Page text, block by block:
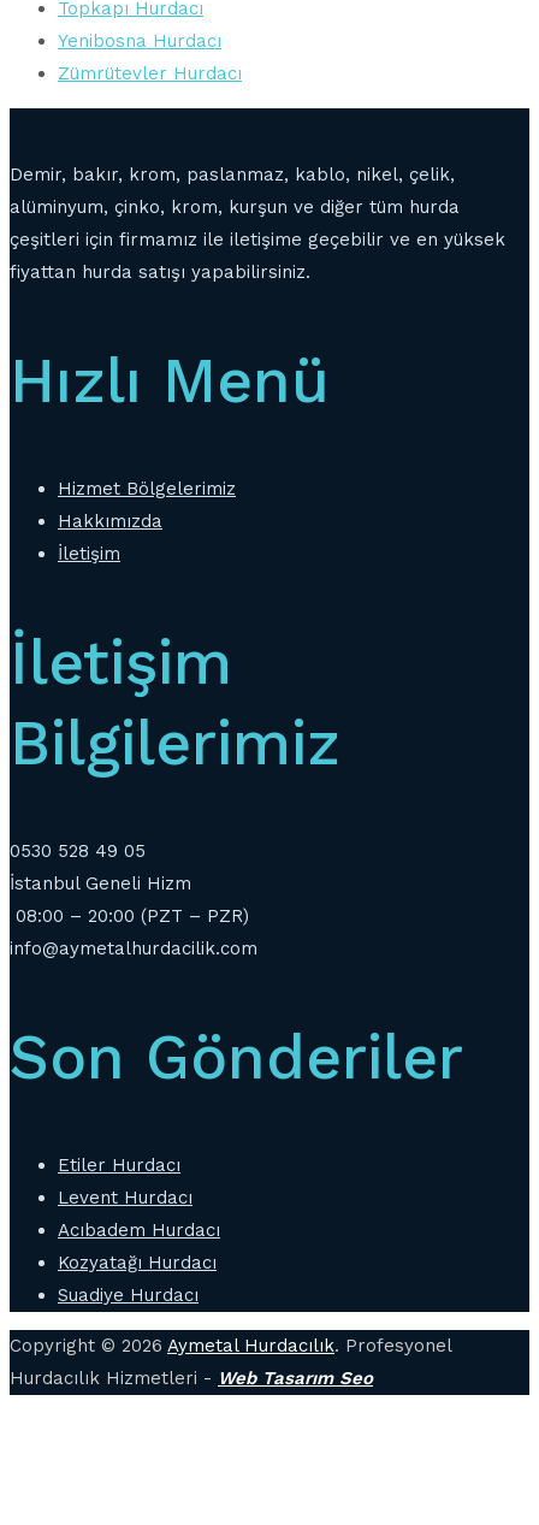
Topkapı Hurdacı
Yenibosna Hurdacı
Zümrütevler Hurdacı
Demir, bakır, krom, paslanmaz, kablo, nikel, çelik,
alüminyum, çinko, krom, kurşun ve diğer tüm hurda
çeşitleri için firmamız ile iletişime geçebilir ve en yüksek
fiyattan hurda satışı yapabilirsiniz.
Hızlı Menü
Hizmet Bölgelerimiz
Hakkımızda
İletişim
İletişim
Bilgilerimiz
0530 528 49 05
İstanbul Geneli Hizm
08:00 – 20:00 (PZT – PZR)
info@aymetalhurdacilik.com
Son Gönderiler
Etiler Hurdacı
Levent Hurdacı
Acıbadem Hurdacı
Kozyatağı Hurdacı
Suadiye Hurdacı
Copyright © 2026 Aymetal Hurdacılık. Profesyonel
Hurdacılık Hizmetleri - Web Tasarım Seo